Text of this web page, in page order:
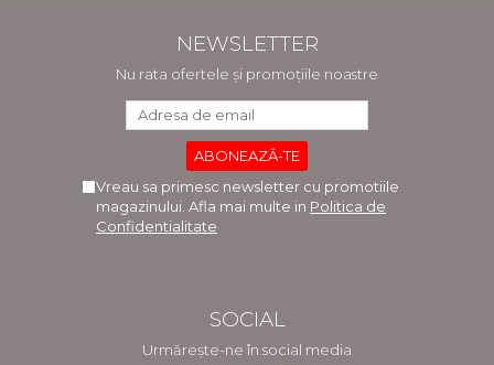
NEWSLETTER
Nu rata ofertele și promoțiile noastre
Vreau sa primesc newsletter cu promotiile
magazinului. Afla mai multe in Politica de
Confidentialitate
SOCIAL
Urmărește-ne în social media